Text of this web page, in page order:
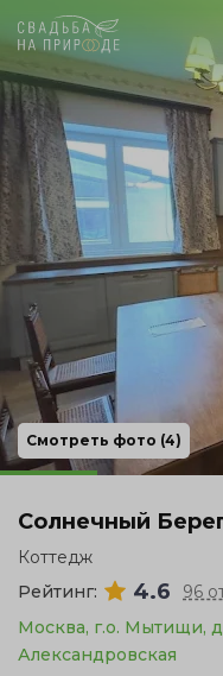
Москва
Банкет
Свадьба
День рождения
Выпускной
Корпоратив
Смотреть фото (4)
Солнечный
Коттедж
Рейтинг:
4.6
96
Москва, г.о. Мытищи,
Александровская